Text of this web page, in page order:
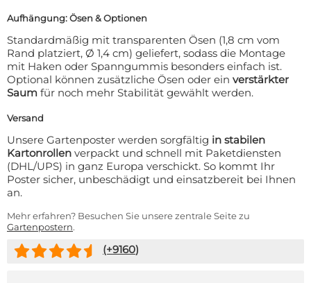
Aufhängung: Ösen & Optionen
Standardmäßig mit transparenten Ösen (1,8 cm vom
Rand platziert, Ø 1,4 cm) geliefert, sodass die Montage
mit Haken oder Spanngummis besonders einfach ist.
Optional können zusätzliche Ösen oder ein verstärkter
Saum für noch mehr Stabilität gewählt werden.
Versand
Unsere Gartenposter werden sorgfältig in stabilen
Kartonrollen verpackt und schnell mit Paketdiensten
(DHL/UPS) in ganz Europa verschickt. So kommt Ihr
Poster sicher, unbeschädigt und einsatzbereit bei Ihnen
an.
Mehr erfahren? Besuchen Sie unsere zentrale Seite zu
Gartenpostern.
(+9160)